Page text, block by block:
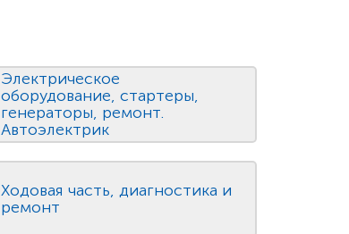
Электрическое
оборудование, стартеры,
генераторы, ремонт.
Автоэлектрик
Ходовая часть, диагностика и
ремонт